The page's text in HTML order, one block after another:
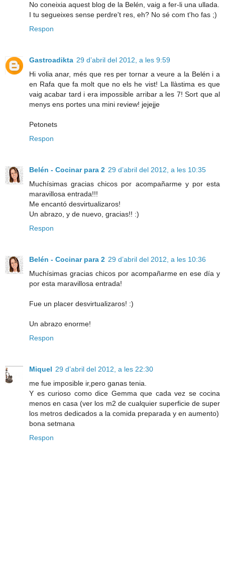
No coneixia aquest blog de la Belén, vaig a fer-li una ullada.
I tu segueixes sense perdre't res, eh? No sé com t'ho fas ;)
Respon
Gastroadikta 29 d’abril del 2012, a les 9:59
Hi volia anar, més que res per tornar a veure a la Belén i a
en Rafa que fa molt que no els he vist! La llàstima es que
vaig acabar tard i era impossible arribar a les 7! Sort que al
menys ens portes una mini review! jejejje
Petonets
Respon
Belén - Cocinar para 2 29 d’abril del 2012, a les 10:35
Muchísimas gracias chicos por acompañarme y por esta
maravillosa entrada!!!
Me encantó desvirtualizaros!
Un abrazo, y de nuevo, gracias!! :)
Respon
Belén - Cocinar para 2 29 d’abril del 2012, a les 10:36
Muchísimas gracias chicos por acompañarme en ese día y
por esta maravillosa entrada!
Fue un placer desvirtualizaros! :)
Un abrazo enorme!
Respon
Miquel 29 d’abril del 2012, a les 22:30
me fue imposible ir,pero ganas tenia.
Y es curioso como dice Gemma que cada vez se cocina
menos en casa (ver los m2 de cualquier superficie de super
los metros dedicados a la comida preparada y en aumento)
bona setmana
Respon